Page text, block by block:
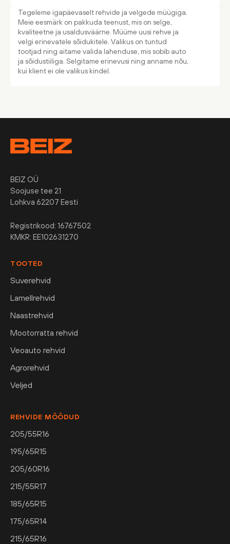
Tegeleme igapäevaselt rehvide ja velgede müügiga.
Meie eesmärk on pakkuda teenust, mis on selge,
kvaliteetne ja usaldusväärne. Müüme uusi rehve ja
velgi erinevatele sõidukitele. Valikus on tuntud
tootjad ning aitame valida lahenduse, mis sobib auto
ja sõidustiiliga. Selgitame erinevusi ning anname nõu,
kui klient ei ole valikus kindel.
BEIZ OÜ
Soojuse tee 21
Lohkva 62207 Eesti
Registrikood: 16767502
KMKR: EE102631270
TOOTED
Suverehvid
Lamellrehvid
Naastrehvid
Mootorratta rehvid
Veoauto rehvid
Agrorehvid
Veljed
REHVIDE MÕÕDUD
205/55R16
195/65R15
205/60R16
215/55R17
185/65R15
175/65R14
215/65R16